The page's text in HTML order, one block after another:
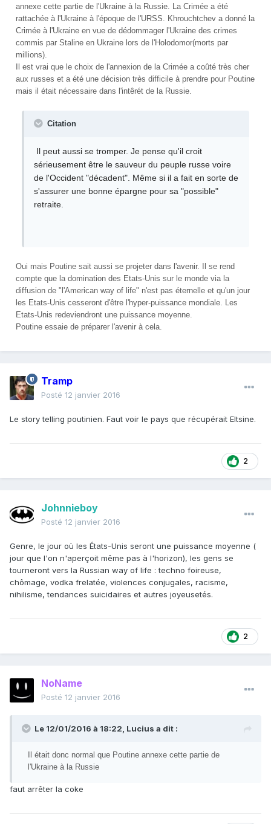
annexe cette partie de l'Ukraine à la Russie. La Crimée a été
rattachée à l'Ukraine à l'époque de l'URSS. Khrouchtchev a donné la
Crimée à l'Ukraine en vue de dédommager l'Ukraine des crimes
commis par Staline en Ukraine lors de l'Holodomor(morts par
millions).
Il est vrai que le choix de l'annexion de la Crimée a coûté très cher
aux russes et a été une décision très difficile à prendre pour Poutine
mais il était nécessaire dans l'intêrét de la Russie.
Citation
Il peut aussi se tromper. Je pense qu'il croit
sérieusement être le sauveur du peuple russe voire
de l'Occident "décadent". Même si il a fait en sorte de
s'assurer une bonne épargne pour sa "possible"
retraite.
Oui mais Poutine sait aussi se projeter dans l'avenir. Il se rend
compte que la domination des Etats-Unis sur le monde via la
diffusion de "l'American way of life" n'est pas éternelle et qu'un jour
les Etats-Unis cesseront d'être l'hyper-puissance mondiale. Les
Etats-Unis redeviendront une puissance moyenne.
Poutine essaie de préparer l'avenir à cela.
Tramp
Posté 12 janvier 2016
Le story telling poutinien. Faut voir le pays que récupérait Eltsine.
2
Johnnieboy
Posté 12 janvier 2016
Genre, le jour où les États-Unis seront une puissance moyenne (
jour que l'on n'aperçoit même pas à l'horizon), les gens se
tourneront vers la Russian way of life : techno foireuse,
chômage, vodka frelatée, violences conjugales, racisme,
nihilisme, tendances suicidaires et autres joyeusetés.
2
NoName
Posté 12 janvier 2016
Le 12/01/2016 à 18:22, Lucius a dit :
Il était donc normal que Poutine annexe cette partie de
l'Ukraine à la Russie
faut arrêter la coke